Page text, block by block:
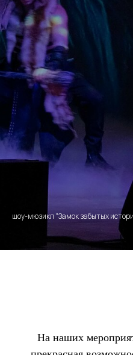
шоу-мюзикл "Замок забытых
На наших